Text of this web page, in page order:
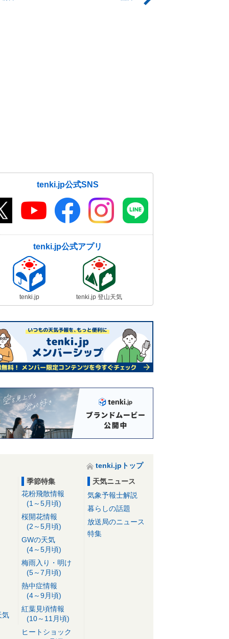
tenki.jp公式SNS
tenki.jp公式アプリ
tenki.jp tenki.jp 登山天気
tenki.jpトップ
気
季節特集
花粉飛散情報
(1～5月頃)
桜開花情報
(2～5月頃)
GWの天気
(4～5月頃)
梅雨入り・明け
(5～7月頃)
熱中症情報
(4～9月頃)
紅葉見頃情報
(10～11月頃)
ヒートショック
天気ニュース
気象予報士解説
暮らしの話題
放送局のニュース
特集